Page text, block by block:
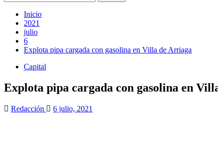
Inicio
2021
julio
6
Explota pipa cargada con gasolina en Villa de Arriaga
Capital
Explota pipa cargada con gasolina en
Redacción 6 julio, 2021